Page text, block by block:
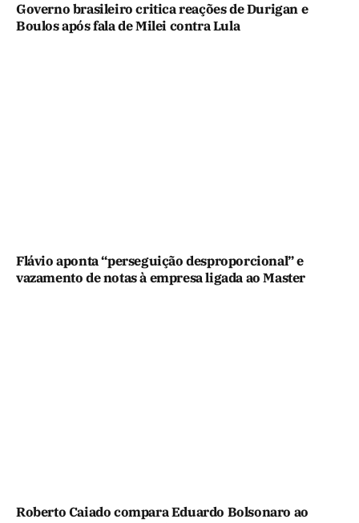
Governo brasileiro critica reações de Durigan e
Boulos após fala de Milei contra Lula
Flávio aponta “perseguição desproporcional” e
vazamento de notas à empresa ligada ao Master
Roberto Caiado compara Eduardo Bolsonaro ao